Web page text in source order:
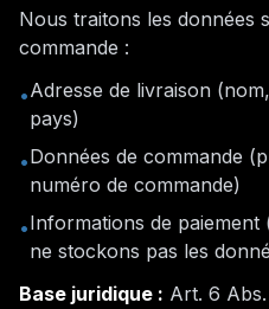
Nous traitons les données
commande :
•Adresse de livraison
pays)
•Données de commande
numéro de commande)
•Informations de
ne stockons pas les
Base juridique : Art. 6 Abs.